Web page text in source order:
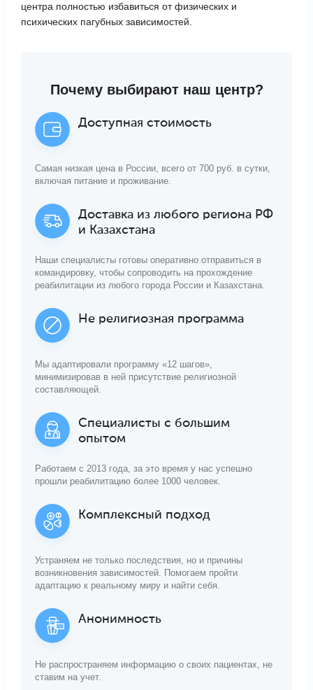
центра полностью избавиться от физических и
психических пагубных зависимостей.
Почемувыбирают наш центр?
Доступная стоимость
Самая низкая цена в России, всего от 700 руб. в сутки,
включая питание и проживание.
Доставка из любого региона РФ
и Казахстана
Наши специалисты готовы оперативно отправиться в
командировку, чтобы сопроводить на прохождение
реабилитации из любого города России и Казахстана.
Не религиозная программа
Мы адаптировали программу «12 шагов»,
минимизировав в ней присутствие религиозной
составляющей.
Специалисты с большим
опытом
Работаем с 2013 года, за это время у нас успешно
прошли реабилитацию более 1000 человек.
Комплексный подход
Устраняем не только последствия, но и причины
возникновения зависимостей. Помогаем пройти
адаптацию к реальному миру и найти себя.
Анонимность
Не распространяем информацию о своих пациентах, не
ставим на учет.